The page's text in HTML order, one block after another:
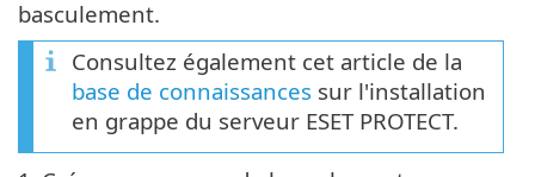
basculement.
Consultez également cet article de la
base de connaissances sur l'installation
en grappe du serveur ESET PROTECT.